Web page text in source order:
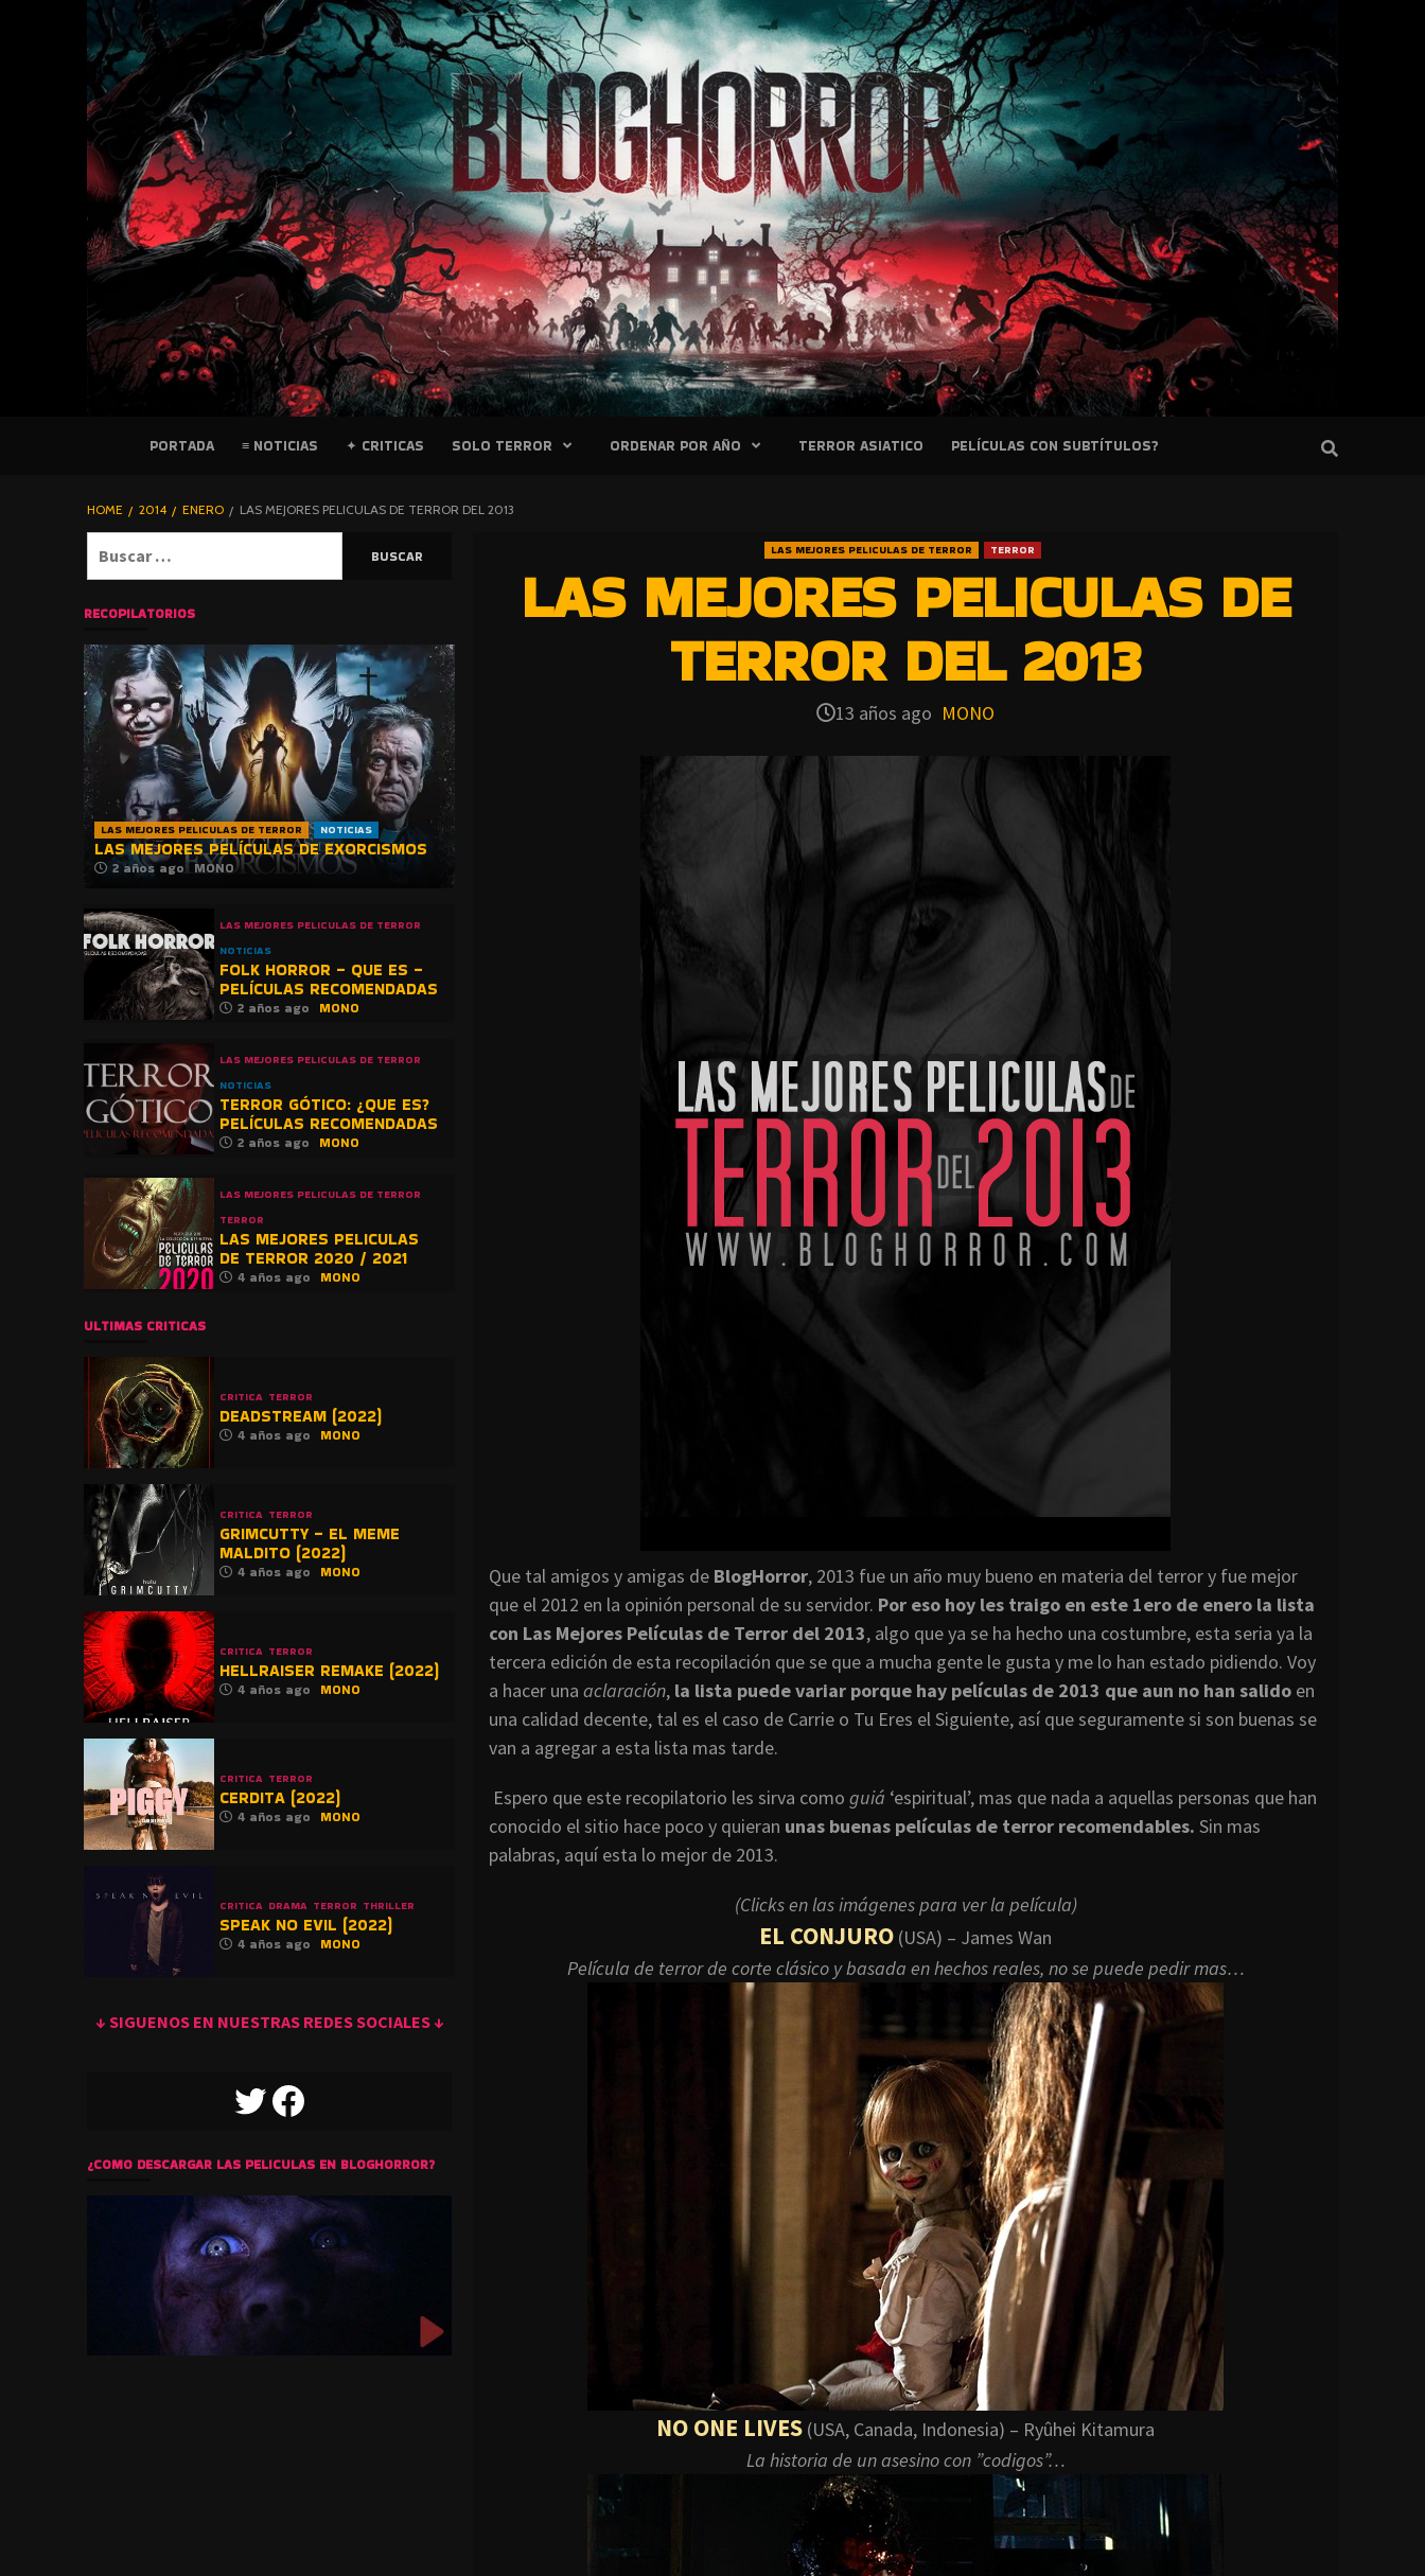
PELICULAS
BLOGHORROR
⋆
PORTADA ≡ NOTICIAS ✦ CRITICAS SOLO TERROR ORDENAR POR AÑO TERROR ASIATICO PELÍCULAS CON SUBTÍTULOS?
HOME 2014 ENERO LAS MEJORES PELICULAS DE TERROR DEL 2013
LAS MEJORES PELICULAS DE TERROR TERROR
LAS MEJORES PELICULAS DE
TERROR DEL 2013
13 años ago MONO
Que tal amigos y amigas de BlogHorror, 2013 fue un año muy bueno en materia del terror y fue mejor
que el 2012 en la opinión personal de su servidor. Por eso hoy les traigo en este 1ero de enero la lista
con Las Mejores Películas de Terror del 2013, algo que ya se ha hecho una costumbre, esta seria ya la
tercera edición de esta recopilación que se que a mucha gente le gusta y me lo han estado pidiendo. Voy
a hacer una aclaración, la lista puede variar porque hay películas de 2013 que aun no han salido en
una calidad decente, tal es el caso de Carrie o Tu Eres el Siguiente, así que seguramente si son buenas se
van a agregar a esta lista mas tarde.
Espero que este recopilatorio les sirva como guiá ‘espiritual’, mas que nada a aquellas personas que han
conocido el sitio hace poco y quieran unas buenas películas de terror recomendables. Sin mas
palabras, aquí esta lo mejor de 2013.
(Clicks en las imágenes para ver la película)
EL CONJURO (USA) – James Wan
Película de terror de corte clásico y basada en hechos reales, no se puede pedir mas…
NO ONE LIVES (USA, Canada, Indonesia) – Ryûhei Kitamura
La historia de un asesino con ”codigos”…
RECOPILATORIOS
LAS MEJORES PELICULAS DE TERROR NOTICIAS
LAS MEJORES PELÍCULAS DE EXORCISMOS
2 años ago MONO
LAS MEJORES PELICULAS DE TERROR
NOTICIAS
FOLK HORROR – QUE ES –
PELÍCULAS RECOMENDADAS
2 años ago MONO
LAS MEJORES PELICULAS DE TERROR
NOTICIAS
TERROR GÓTICO: ¿QUE ES?
PELÍCULAS RECOMENDADAS
2 años ago MONO
LAS MEJORES PELICULAS DE TERROR
TERROR
LAS MEJORES PELICULAS
DE TERROR 2020 / 2021
4 años ago MONO
ULTIMAS CRITICAS
CRITICA TERROR
DEADSTREAM (2022)
4 años ago MONO
CRITICA TERROR
GRIMCUTTY – EL MEME
MALDITO (2022)
4 años ago MONO
CRITICA TERROR
HELLRAISER REMAKE (2022)
4 años ago MONO
CRITICA TERROR
CERDITA (2022)
4 años ago MONO
CRITICA DRAMA TERROR THRILLER
SPEAK NO EVIL (2022)
4 años ago MONO
↓ SIGUENOS EN NUESTRAS REDES SOCIALES ↓
TWITTERFACEBOOK
¿COMO DESCARGAR LAS PELICULAS EN BLOGHORROR?